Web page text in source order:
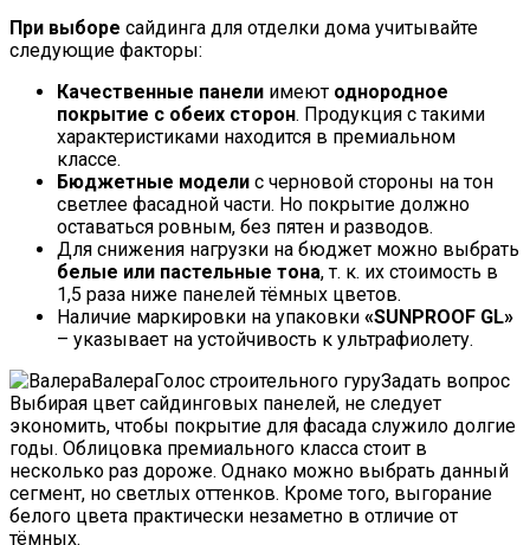
При выборе сайдинга для отделки дома учитывайте
следующие факторы:
Качественные панели имеют однородное
покрытие с обеих сторон. Продукция с такими
характеристиками находится в премиальном
классе.
Бюджетные модели с черновой стороны на тон
светлее фасадной части. Но покрытие должно
оставаться ровным, без пятен и разводов.
Для снижения нагрузки на бюджет можно выбрать
белые или пастельные тона, т. к. их стоимость в
1,5 раза ниже панелей тёмных цветов.
Наличие маркировки на упаковки «SUNPROOF GL»
– указывает на устойчивость к ультрафиолету.
ВалераГолос строительного гуруЗадать вопрос
Выбирая цвет сайдинговых панелей, не следует
экономить, чтобы покрытие для фасада служило долгие
годы. Облицовка премиального класса стоит в
несколько раз дороже. Однако можно выбрать данный
сегмент, но светлых оттенков. Кроме того, выгорание
белого цвета практически незаметно в отличие от
тёмных.